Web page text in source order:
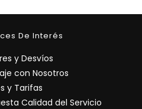
De Interés
y Desvíos
con Nosotros
y Tarifas
Calidad del Servicio